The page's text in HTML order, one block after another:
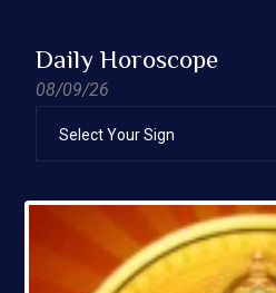
Daily Horoscope
08/09/26
Select Your Sign